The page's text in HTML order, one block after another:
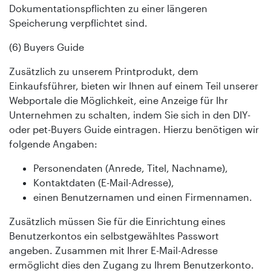
Dokumentationspflichten zu einer längeren
Speicherung verpflichtet sind.
(6) Buyers Guide
Zusätzlich zu unserem Printprodukt, dem
Einkaufsführer, bieten wir Ihnen auf einem Teil unserer
Webportale die Möglichkeit, eine Anzeige für Ihr
Unternehmen zu schalten, indem Sie sich in den DIY-
oder pet-Buyers Guide eintragen. Hierzu benötigen wir
folgende Angaben:
Personendaten (Anrede, Titel, Nachname),
Kontaktdaten (E-Mail-Adresse),
einen Benutzernamen und einen Firmennamen.
Zusätzlich müssen Sie für die Einrichtung eines
Benutzerkontos ein selbstgewähltes Passwort
angeben. Zusammen mit Ihrer E-Mail-Adresse
ermöglicht dies den Zugang zu Ihrem Benutzerkonto.